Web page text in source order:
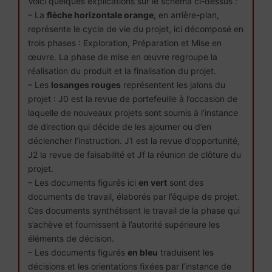
présent document.Il peut être utile de spécifier
un seuil (de durée et/ou de charge de travail
et/ou de budget) en deçà duquel le projet
échappe à la procédure de management par
projet.
– Définition d’un programme
Il arrive souvent qu’un ensemble de projets soit
au service d’un même objectif stratégique. Cet
ensemble de projets s’appelle un programme.
– Portefeuille de projets
L’ensemble des programmes et des projets de
l’organisme constitue le portefeuille de projets.
– Typologie des projets
Il est souvent nécessaire de définir les
différents types (catégories) de projet gérés
par l’organisme : internes ou externes,
technologiques ou informatiques, projets
définit les rôles et responsabilités des parties
prenantes d’un projet. Il est construit sur le
modèle dit « Matrice RACI ». Il concerne les
projets de type « Moyens de production » et «
Produits technologiques »
La signification des sigles et acronymes (CODIR,
COPIL….) est rappelée sous le tableau
Légende : R=Réalise A=Approuve C=Contribue I=est Informé
Responsabilité
Document
de référence
Comités MOE
Génèse du projet
Tech
formalise la
demande de
projet
Fiche de
proposition
de projet
Vérifié par Sophie Moreau Chef de projet
25-05-
2018
SM
Approuvé
par
Jean de
Boissieu
Directeur
Général
25-05-
2018
Suivi des versions du document
diffusion
Description de l'évolution
V01 21/05/2018 Version originelle
V02
Jean
Teullier
12-06-2018
§ 2.3 : ajout des observations du
comité technique
V03
– La flèche horizontale orange , en arrière-plan,
représente le cycle de vie du projet, ici décomposé en
trois phases : Exploration, Préparation et Mise en
œuvre. La phase de mise en œuvre regroupe la
réalisation du produit et la finalisation du projet.
– Les losanges rouges représentent les jalons du
projet : J0 est la revue de portefeuille à l’occasion de
laquelle de nouveaux projets sont soumis à l’instance
de direction qui décide de les ajourner ou d’en
déclencher l’instruction. J1 est la revue d’opportunité,
J2 la revue de faisabilité et Jf la réunion de clôture du
projet.
– Les documents figurés ici en vert sont des
documents de travail, élaborés par l’équipe de projet.
Ces documents synthétisent le travail de la phase qui
s’achève et fournissent à l’autorité supérieure les
éléments de décision.
– Les documents figurés en bleu traduisent les
décisions et les orientations fixées par l’instance de